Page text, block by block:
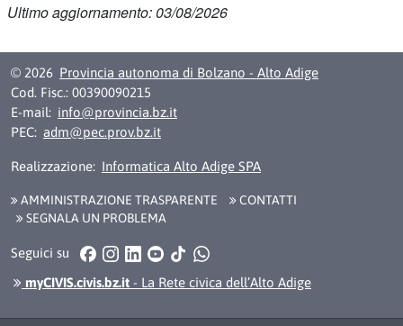
Ultimo aggiornamento: 03/08/2026
© 2026 Provincia autonoma di Bolzano - Alto Adige
Cod. Fisc.: 00390090215
E-mail: info@provincia.bz.it
PEC: adm@pec.prov.bz.it
Realizzazione: Informatica Alto Adige SPA
AMMINISTRAZIONE TRASPARENTE
CONTATTI
SEGNALA UN PROBLEMA
Seguici su Facebook
Instagram
LinkedInYouTube
TikTokWhatsApp
myCIVIS.civis.bz.it - La Rete civica dell’Alto Adige